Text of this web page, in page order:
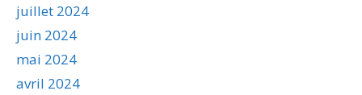
juillet 2024
juin 2024
mai 2024
avril 2024